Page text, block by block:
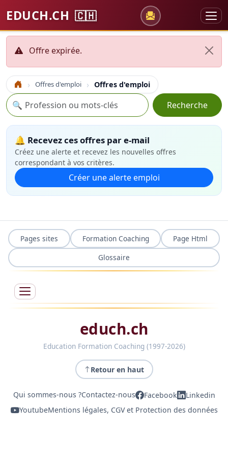
EDUCH.CH 🇨🇭
Offre expirée.
Accueil Offres d'emploi Offres d'emploi
Recherche
🔍 Recherche
🔔 Recevez ces offres par e-mail
Créez une alerte et recevez les nouvelles offres
correspondant à vos critères.
Créer une alerte emploi
Pages sites Formation Coaching
Page Html
Glossaire
educh.ch
Education Formation Coaching (1997-2026)
Retour en haut
Qui sommes-nous ?Contactez-nous Facebook
Linkedin
YoutubeMentions légales, CGV et Protection des données